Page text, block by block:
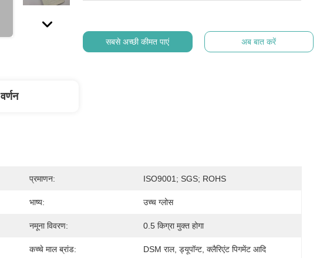
सबसे अच्छी कीमत पाएं अब बात करें
प्रमाणन: ISO9001; SGS; ROHS
भाष्य: उच्च ग्लोस
नमूना विवरण: 0.5 किग्रा मुक्त होगा
कच्चे माल ब्रांड: DSM राल, ड्यूपॉन्ट, क्लैरिएंट पिगमेंट आदि